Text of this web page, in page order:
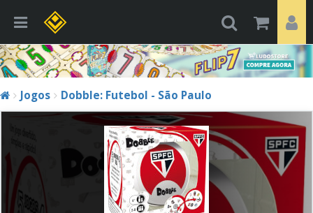
Jogos Dobble: Futebol - São Paulo